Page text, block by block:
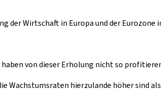
der Wirtschaft in Europa und der Eurozone
von dieser Erholung nicht so
Wachstumsraten hierzulande höher sind